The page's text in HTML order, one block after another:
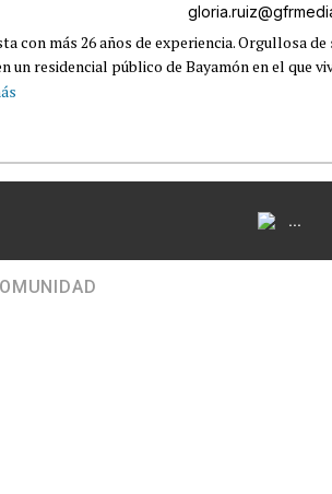
con más 26 años de experiencia. Orgullosa
un residencial público de Bayamón en el que
...